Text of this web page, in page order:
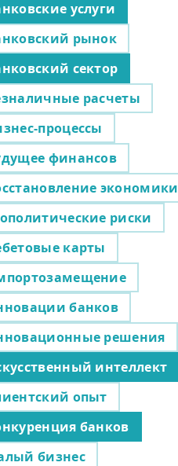
услуги
рынок
сектор
расчеты
процессы
финансов
экономики
риски
карты
банков
решения
интеллект
опыт
банков
бизнес